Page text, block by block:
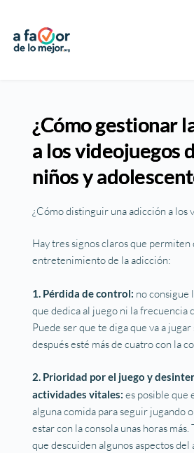
¿Cómo gestionar
a los videojuegos
niños y
¿Cómo distinguir una adicción a los
Hay tres signos claros que
entretenimiento de la adicción:
1. Pérdida de control: no
que dedica al juego ni la frecuencia
Puede ser que te diga que va a
después esté más de cuatro con la
2. Prioridad por el juego y
actividades vitales: es posible que
alguna comida para seguir jugando
estar con la consola unas horas más.
que descuiden algunos aspectos del